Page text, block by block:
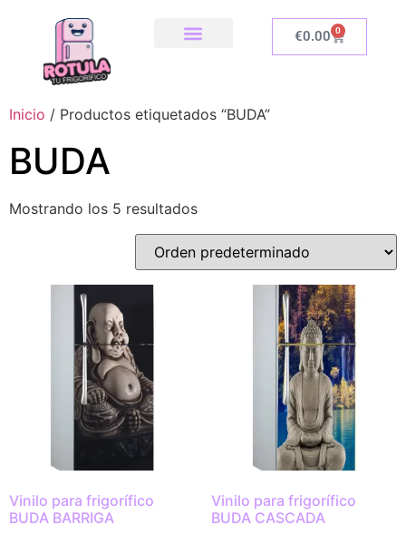
€0.00 0
Inicio / Productos etiquetados “BUDA”
BUDA
Mostrando los 5 resultados
Vinilo para frigorífico
BUDA BARRIGA
Vinilo para frigorífico
BUDA CASCADA